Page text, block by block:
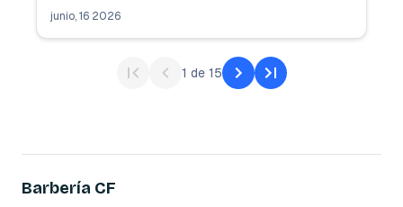
junio, 16 2026
1 de 15
Barbería CF